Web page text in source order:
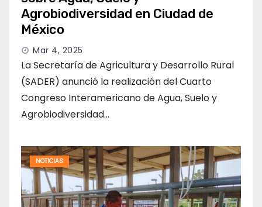
Agrobiodiversidad en Ciudad de
México
Mar 4, 2025
La Secretaría de Agricultura y Desarrollo Rural
(SADER) anunció la realización del Cuarto
Congreso Interamericano de Agua, Suelo y
Agrobiodiversidad…
NOTICIAS